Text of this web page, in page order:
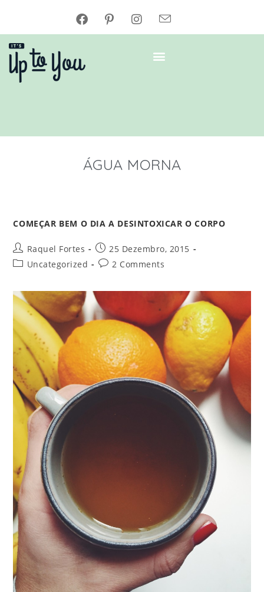
ÁGUA MORNA
COMEÇAR BEM O DIA A DESINTOXICAR O CORPO
Raquel Fortes
25 Dezembro, 2015
Uncategorized
2 Comments